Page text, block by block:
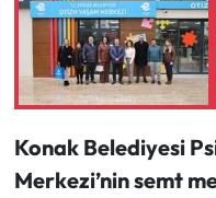
Konak Belediyesi
Merkezi’nin semt